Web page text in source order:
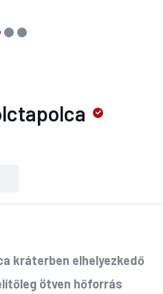
kráterben elhelyezkedő
ötven hőforrás